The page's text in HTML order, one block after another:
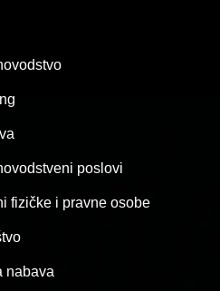
poslovi
fizičke i pravne osobe
nabava